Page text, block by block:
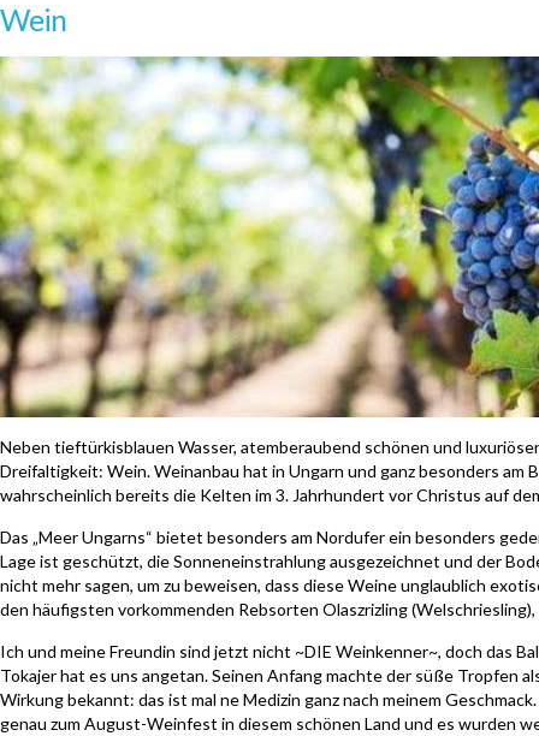
Wein
Neben tieftürkisblauen Wasser, atemberaubend schönen und
Dreifaltigkeit: Wein. Weinanbau hat in Ungarn und ganz besonders
wahrscheinlich bereits die Kelten im 3. Jahrhundert vor Christus auf
Das „Meer Ungarns“ bietet besonders am Nordufer ein besonders
Lage ist geschützt, die Sonneneinstrahlung ausgezeichnet und der
nicht mehr sagen, um zu beweisen, dass diese Weine unglaublich
den häufigsten vorkommenden Rebsorten Olaszrizling
Ich und meine Freundin sind jetzt nicht ~DIE Weinkenner~, doch das
Tokajer hat es uns angetan. Seinen Anfang machte der süße Tropfen
Wirkung bekannt: das ist mal ne Medizin ganz nach meinem
genau zum August-Weinfest in diesem schönen Land und es wurden